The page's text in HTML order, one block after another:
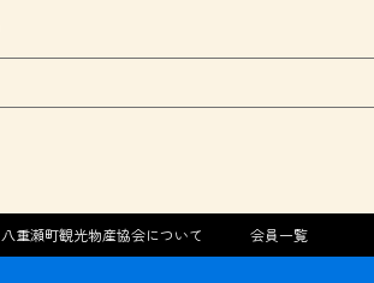
八重瀬町観光物産協会について 会員一覧